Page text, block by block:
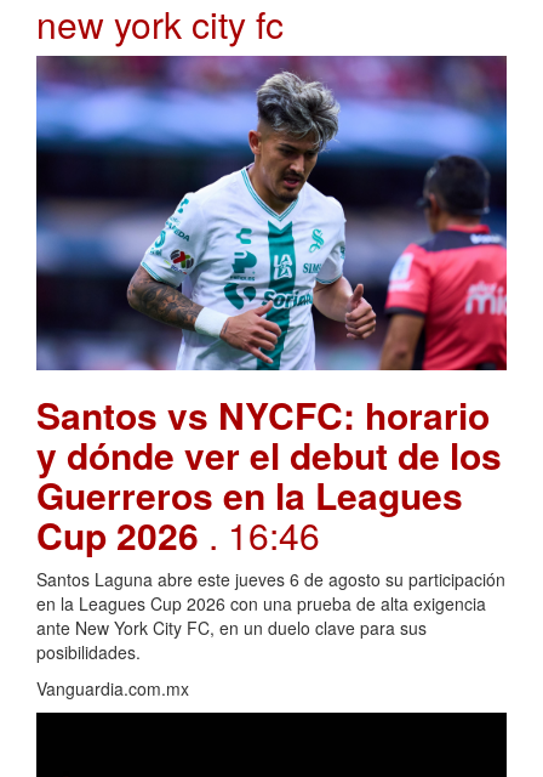
new york city fc
Santos vs NYCFC: horario
y dónde ver el debut de los
Guerreros en la Leagues
Cup 2026 . 16:46
Santos Laguna abre este jueves 6 de agosto su participación
en la Leagues Cup 2026 con una prueba de alta exigencia
ante New York City FC, en un duelo clave para sus
posibilidades.
Vanguardia.com.mx